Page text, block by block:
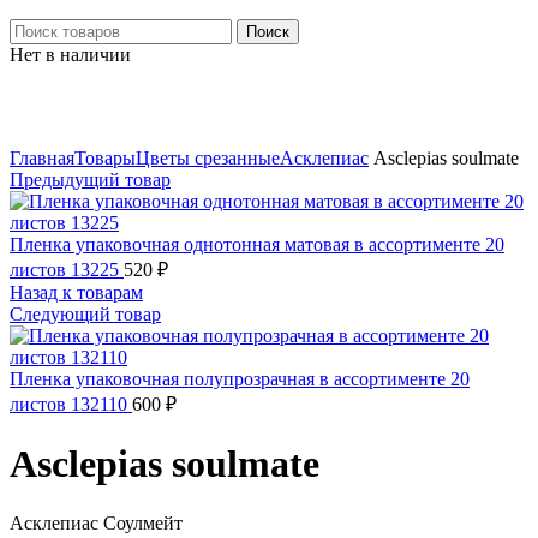
Поиск
Нет в наличии
ГлавнаяТоварыЦветы срезанныеАсклепиас Asclepias soulmate
Предыдущий товар
Пленка упаковочная однотонная матовая в ассортименте 20
листов 13225 520 ₽
Назад к товарам
Следующий товар
Пленка упаковочная полупрозрачная в ассортименте 20
листов 132110 600 ₽
Asclepias soulmate
Асклепиас Соулмейт